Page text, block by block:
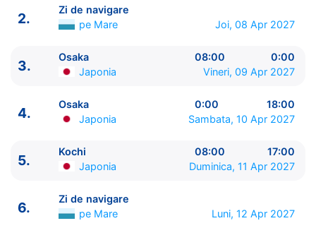
ITINERARIU
----------------------------------------
1. Tokyo Japonia
2.
Zi de navigare
pe Mare
Joi, 08 Apr 2027
3.
Osaka 08:00
0:00
Japonia
Vineri, 09 Apr 2027
4.
Osaka 0:00
18:00
Japonia
Sambata, 10 Apr 2027
5.
Kochi 08:00
17:00
Japonia
Duminica, 11 Apr 2027
6.
Zi de navigare
pe Mare
Luni, 12 Apr 2027